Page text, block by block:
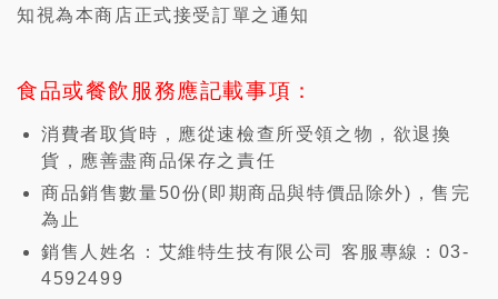
知視為本商店正式接受訂單之通知
食品或餐飲服務應記載事項：
消費者取貨時，應從速檢查所受領之物，欲退換
貨，應善盡商品保存之責任
商品銷售數量50份(即期商品與特價品除外)，售完
為止
銷售人姓名：艾維特生技有限公司 客服專線：03-
4592499